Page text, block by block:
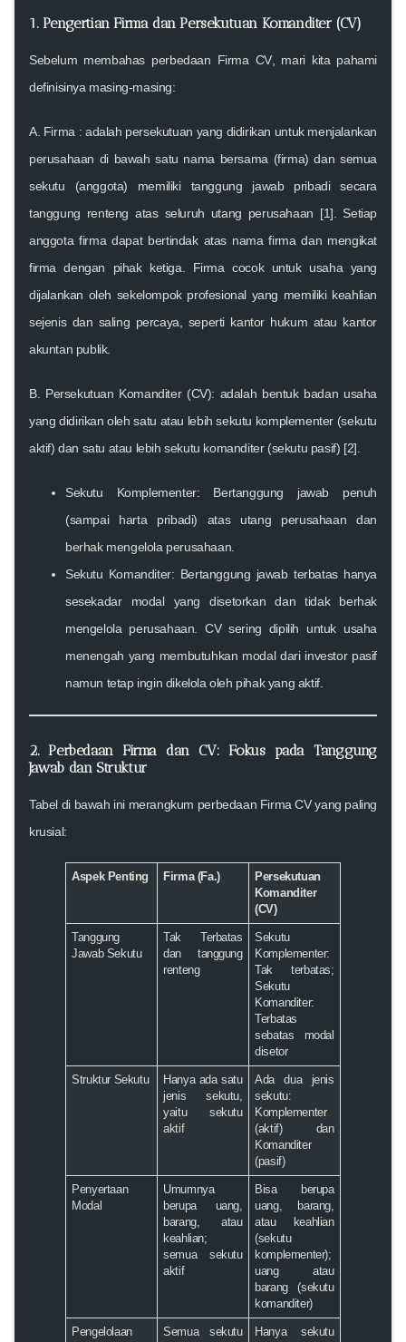
1. Pengertian Firma dan Persekutuan Komanditer (CV)
Sebelum membahas perbedaan Firma CV, mari kita pahami
definisinya masing-masing:
A. Firma : adalah persekutuan yang didirikan untuk menjalankan
perusahaan di bawah satu nama bersama (firma) dan semua
sekutu (anggota) memiliki tanggung jawab pribadi secara
tanggung renteng atas seluruh utang perusahaan [1]. Setiap
anggota firma dapat bertindak atas nama firma dan mengikat
firma dengan pihak ketiga. Firma cocok untuk usaha yang
dijalankan oleh sekelompok profesional yang memiliki keahlian
sejenis dan saling percaya, seperti kantor hukum atau kantor
akuntan publik.
B. Persekutuan Komanditer (CV): adalah bentuk badan usaha
yang didirikan oleh satu atau lebih sekutu komplementer (sekutu
aktif) dan satu atau lebih sekutu komanditer (sekutu pasif) [2].
Sekutu Komplementer: Bertanggung jawab penuh
(sampai harta pribadi) atas utang perusahaan dan
berhak mengelola perusahaan.
Sekutu Komanditer: Bertanggung jawab terbatas hanya
sesekadar modal yang disetorkan dan tidak berhak
mengelola perusahaan. CV sering dipilih untuk usaha
menengah yang membutuhkan modal dari investor pasif
namun tetap ingin dikelola oleh pihak yang aktif.
2. Perbedaan Firma dan CV: Fokus pada Tanggung
Jawab dan Struktur
Tabel di bawah ini merangkum perbedaan Firma CVyang paling
krusial:
Aspek Penting Firma (Fa.)
Persekutuan
Komanditer
(CV)
Tanggung
Jawab Sekutu
Tak Terbatas
dan tanggung
renteng
Sekutu
Komplementer:
Tak terbatas;
Sekutu
Komanditer:
Terbatas
sebatas modal
disetor
Struktur Sekutu
Hanya ada satu
jenis sekutu,
yaitu sekutu
aktif
Ada dua jenis
sekutu:
Komplementer
(aktif) dan
Komanditer
(pasif)
Penyertaan
Modal
Umumnya
berupa uang,
barang, atau
keahlian;
semua sekutu
aktif
Bisa berupa
uang, barang,
atau keahlian
(sekutu
komplementer);
uang atau
barang (sekutu
komanditer)
Pengelolaan
Semua sekutu
Hanya sekutu